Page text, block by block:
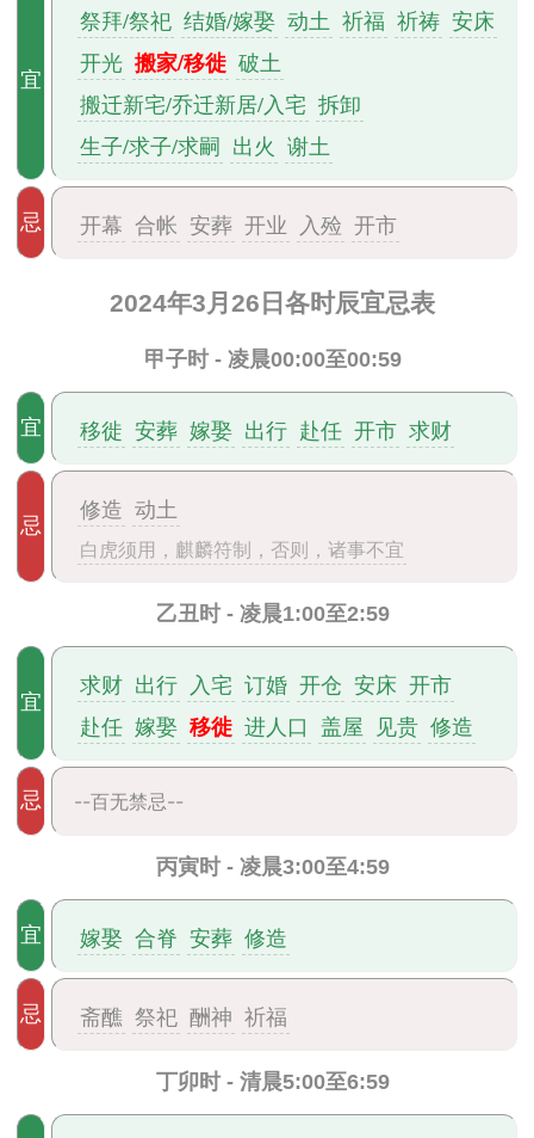
宜
祭拜/祭祀 结婚/嫁娶 动土 祈福 祈祷 安床
开光 搬家/移徙 破土
搬迁新宅/乔迁新居/入宅 拆卸
生子/求子/求嗣 出火 谢土
忌 开幕 合帐 安葬 开业 入殓 开市
2024年3月26日各时辰宜忌表
甲子时 - 凌晨00:00至00:59
宜 移徙 安葬 嫁娶 出行 赴任 开市 求财
忌
修造 动土
白虎须用，麒麟符制，否则，诸事不宜
乙丑时 - 凌晨1:00至2:59
宜
求财 出行 入宅 订婚 开仓 安床 开市
赴任 嫁娶 移徙 进人口 盖屋 见贵 修造
忌 --百无禁忌--
丙寅时 - 凌晨3:00至4:59
宜 嫁娶 合脊 安葬 修造
忌 斋醮 祭祀 酬神 祈福
丁卯时 - 清晨5:00至6:59